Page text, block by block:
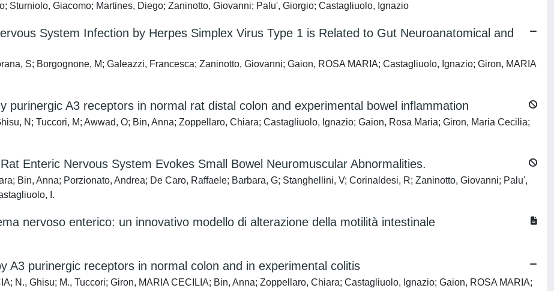
Sturniolo, Giacomo; Martines, Diego; Zaninotto, Giovanni; Palu', Giorgio; Castagliuolo, Ignazio
System Infection by Herpes Simplex Virus Type 1 is Related to Gut Neuroanatomical and
S; Borgognone, M; Galeazzi, Francesca; Zaninotto, Giovanni; Gaion, ROSA MARIA; Castagliuolo, Ignazio; Giron, MARIA
purinergic A3 receptors in normal rat distal colon and experimental bowel inflammation
N; Tuccori, M; Awwad, O; Bin, Anna; Zoppellaro, Chiara; Castagliuolo, Ignazio; Gaion, Rosa Maria; Giron, Maria Cecilia;
Enteric Nervous System Evokes Small Bowel Neuromuscular Abnormalities.
Bin, Anna; Porzionato, Andrea; De Caro, Raffaele; Barbara, G; Stanghellini, V; Corinaldesi, R; Zaninotto, Giovanni; Palu',
I.
nervoso enterico: un innovativo modello di alterazione della motilità intestinale
A3 purinergic receptors in normal colon and in experimental colitis
N., Ghisu; M., Tuccori; Giron, MARIA CECILIA; Bin, Anna; Zoppellaro, Chiara; Castagliuolo, Ignazio; Gaion, ROSA MARIA;